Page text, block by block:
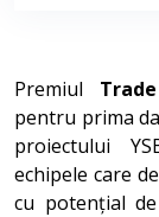
Premiul
pentru prima
proiectului
echipele care
cu potențial